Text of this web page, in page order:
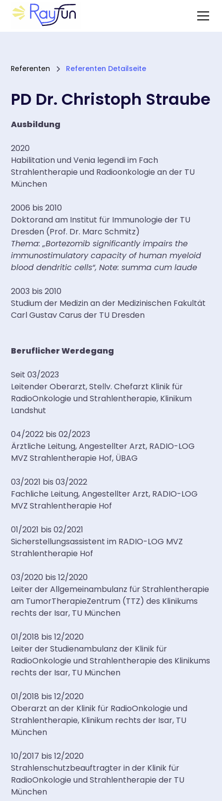
Referenten Referenten Detailseite
PD Dr. Christoph Straube
Ausbildung
2020
Habilitation und Venia legendi im Fach
Strahlentherapie und Radioonkologie an der TU
München
2006 bis 2010
Doktorand am Institut für Immunologie der TU
Dresden (Prof. Dr. Marc Schmitz)
Thema: „Bortezomib significantly impairs the
immunostimulatory capacity of human myeloid
blood dendritic cells“, Note: summa cum laude
2003 bis 2010
Studium der Medizin an der Medizinischen Fakultät
Carl Gustav Carus der TU Dresden
Beruflicher Werdegang
Seit 03/2023
Leitender Oberarzt, Stellv. Chefarzt Klinik für
RadioOnkologie und Strahlentherapie, Klinikum
Landshut
04/2022 bis 02/2023
Ärztliche Leitung, Angestellter Arzt, RADIO-LOG
MVZ Strahlentherapie Hof, ÜBAG
03/2021 bis 03/2022
Fachliche Leitung, Angestellter Arzt, RADIO-LOG
MVZ Strahlentherapie Hof
01/2021 bis 02/2021
Sicherstellungsassistent im RADIO-LOG MVZ
Strahlentherapie Hof
03/2020 bis 12/2020
Leiter der Allgemeinambulanz für Strahlentherapie
am TumorTherapieZentrum (TTZ) des Klinikums
rechts der Isar, TU München
01/2018 bis 12/2020
Leiter der Studienambulanz der Klinik für
RadioOnkologie und Strahlentherapie des Klinikums
rechts der Isar, TU München
01/2018 bis 12/2020
Oberarzt an der Klinik für RadioOnkologie und
Strahlentherapie, Klinikum rechts der Isar, TU
München
10/2017 bis 12/2020
Strahlenschutzbeauftragter in der Klinik für
RadioOnkologie und Strahlentherapie der TU
München